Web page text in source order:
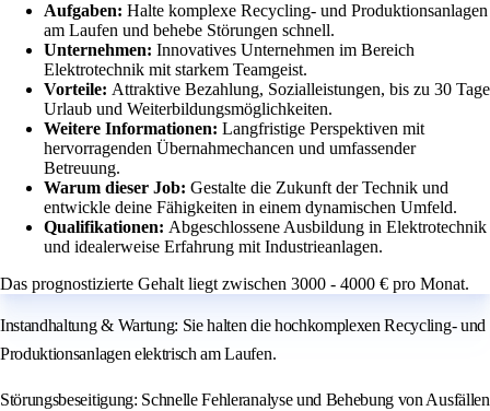
Aufgaben: Halte komplexe Recycling- und Produktionsanlagen
am Laufen und behebe Störungen schnell.
Unternehmen: Innovatives Unternehmen im Bereich
Elektrotechnik mit starkem Teamgeist.
Vorteile: Attraktive Bezahlung, Sozialleistungen, bis zu 30 Tage
Urlaub und Weiterbildungsmöglichkeiten.
Weitere Informationen: Langfristige Perspektiven mit
hervorragenden Übernahmechancen und umfassender
Betreuung.
Warum dieser Job: Gestalte die Zukunft der Technik und
entwickle deine Fähigkeiten in einem dynamischen Umfeld.
Qualifikationen: Abgeschlossene Ausbildung in Elektrotechnik
und idealerweise Erfahrung mit Industrieanlagen.
Das prognostizierte Gehalt liegt zwischen 3000 - 4000 € pro Monat.
Instandhaltung & Wartung: Sie halten die hochkomplexen Recycling- und
Produktionsanlagen elektrisch am Laufen.
Störungsbeseitigung: Schnelle Fehleranalyse und Behebung von Ausfällen